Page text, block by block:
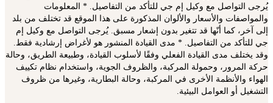
يُرجى التواصل مع وكيل إم جي للتأكد من التفاصيل. * المعلومات
والمواصفات والأسعار والألوان المذكورة على هذا الموقع قد تختلف من بلد
إلى آخر، كما أنّها قد تتغير بدون إشعار مسبق. يُرجى التواصل مع وكيل إم
جي للتأكد من التفاصيل. * مدى القيادة المنشور هو لأغراض إرشادية فقط.
وقد يختلف مدى القيادة الفعلي وفقًا لأسلوب القيادة، وطبيعة الطريق، وحالة
حركة المرور، وحمولة المركبة، والظروف الجوية، واستخدام نظام تكييف
الهواء والأنظمة الأخرى في المركبة، وحالة البطارية، وغيرها من ظروف
التشغيل أو العوامل البيئية.